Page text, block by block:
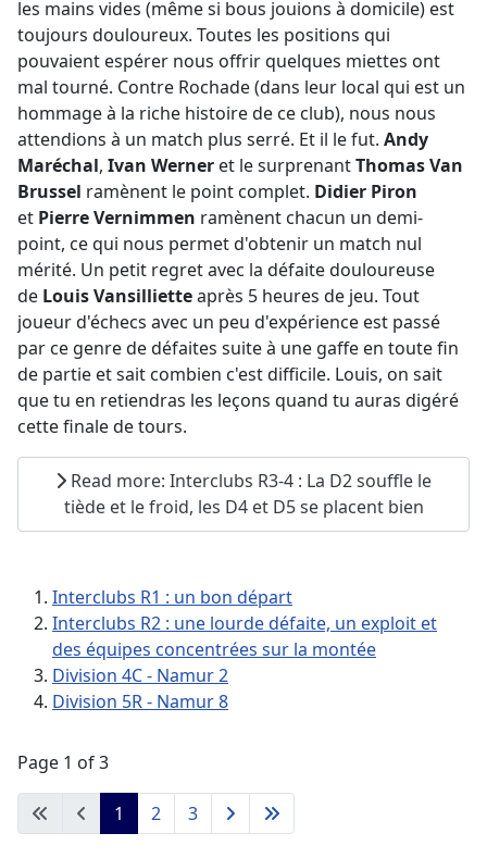
les mains vides (même si bous jouions à domicile) est
toujours douloureux. Toutes les positions qui
pouvaient espérer nous offrir quelques miettes ont
mal tourné. Contre Rochade (dans leur local qui est un
hommage à la riche histoire de ce club), nous nous
attendions à un match plus serré. Et il le fut. Andy
Maréchal, Ivan Werner et le surprenantThomas Van
Brussel ramènent le point complet. Didier Piron
et Pierre Vernimmen ramènent chacun un demi-
point, ce qui nous permet d'obtenir un match nul
mérité. Un petit regret avec la défaite douloureuse
de Louis Vansillietteaprès 5 heures de jeu. Tout
joueur d'échecs avec un peu d'expérience est passé
par ce genre de défaites suite à une gaffe en toute fin
de partie et sait combien c'est difficile. Louis, on sait
que tu en retiendras les leçons quand tu auras digéré
cette finale de tours.
Read more: Interclubs R3-4 : La D2 souffle le
tiède et le froid, les D4 et D5 se placent bien
Interclubs R1 : un bon départ
Interclubs R2 : une lourde défaite, un exploit et
des équipes concentrées sur la montée
Division 4C - Namur 2
Division 5R - Namur 8
Page 1 of 3
1 2 3